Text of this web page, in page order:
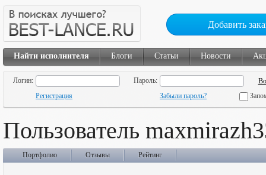
Добавить
Найти исполнителя Блоги Статьи Новости
Логин:
Пароль:
Регистрация
Забыли пароль?
Пользователь
Портфолио Отзывы Рейтинг